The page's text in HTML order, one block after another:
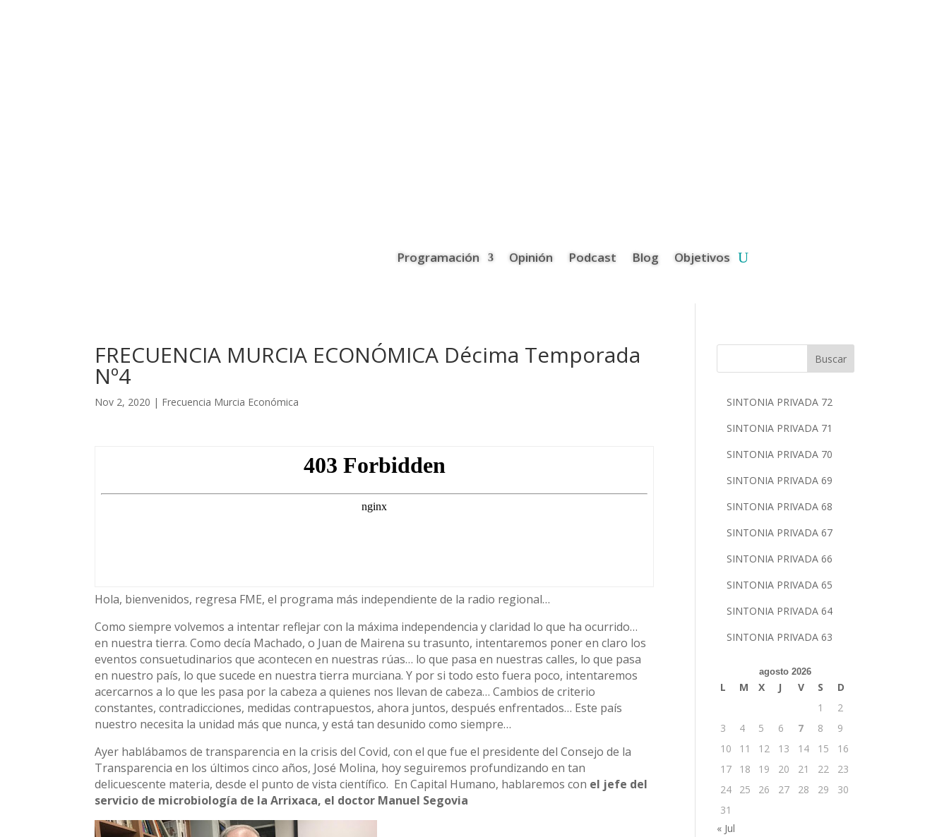
Programación Opinión Podcast Blog Objetivos
FRECUENCIA MURCIA ECONÓMICA Décima Temporada
Nº4
Nov 2, 2020 | Frecuencia Murcia Económica
Hola, bienvenidos, regresa FME, el programa más independiente de la radio regional…
Como siempre volvemos a intentar reflejar con la máxima independencia y claridad lo que ha ocurrido…
en nuestra tierra. Como decía Machado, o Juan de Mairena su trasunto, intentaremos poner en claro los
eventos consuetudinarios que acontecen en nuestras rúas… lo que pasa en nuestras calles, lo que pasa
en nuestro país, lo que sucede en nuestra tierra murciana. Y por si todo esto fuera poco, intentaremos
acercarnos a lo que les pasa por la cabeza a quienes nos llevan de cabeza… Cambios de criterio
constantes, contradicciones, medidas contrapuestos, ahora juntos, después enfrentados… Este país
nuestro necesita la unidad más que nunca, y está tan desunido como siempre…
Ayer hablábamos de transparencia en la crisis del Covid, con el que fue el presidente del Consejo de la
Transparencia en los últimos cinco años, José Molina, hoy seguiremos profundizando en tan
delicuescente materia, desde el punto de vista científico. En Capital Humano, hablaremos con el jefe del
servicio de microbiología de la Arrixaca, el doctor Manuel Segovia
Buscar
SINTONIA PRIVADA 72
SINTONIA PRIVADA 71
SINTONIA PRIVADA 70
SINTONIA PRIVADA 69
SINTONIA PRIVADA 68
SINTONIA PRIVADA 67
SINTONIA PRIVADA 66
SINTONIA PRIVADA 65
SINTONIA PRIVADA 64
SINTONIA PRIVADA 63
agosto 2026
L M X J V S
D
1
2
3
4 5 6 7 8
9
10
11 12 13 14 15
16
17
18 19 20 21 22
23
24
25 26 27 28 29
30
31
« Jul